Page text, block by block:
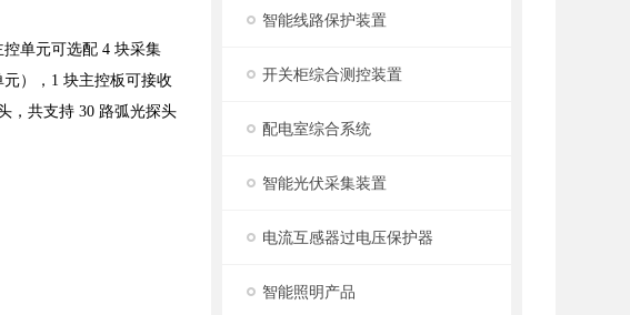
智能线路保护装置
开关柜综合测控装置
配电室综合系统
智能光伏采集装置
电流互感器过电压保护器
智能照明产品
控单元可选配 4 块采集
），1 块主控板可接收
，共支持 30 路弧光探头